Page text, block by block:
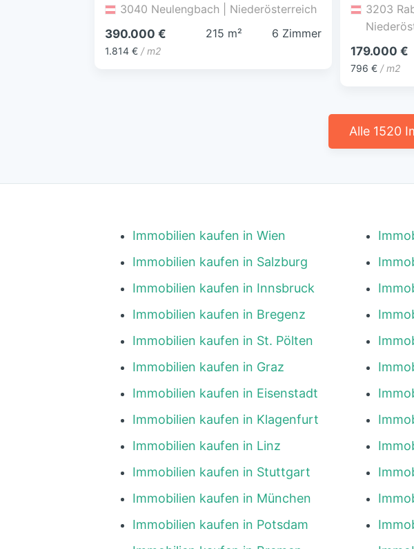
3040 Neulengbach | Niederösterreich
390.000 €
1.814 € / m2
215 m² 6 Zimmer
3203
179.000 €
796 €/ m2
Alle 1520
Immobilien kaufen in Wien
Immobilien kaufen in Salzburg
Immobilien kaufen in Innsbruck
Immobilien kaufen in Bregenz
Immobilien kaufen in St. Pölten
Immobilien kaufen in Graz
Immobilien kaufen in Eisenstadt
Immobilien kaufen in Klagenfurt
Immobilien kaufen in Linz
Immobilien kaufen in Stuttgart
Immobilien kaufen in München
Immobilien kaufen in Potsdam